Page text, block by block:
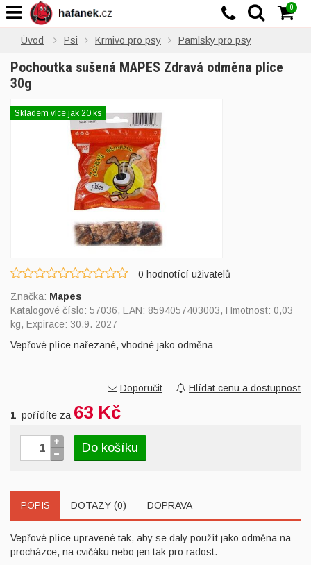
Úvod Psi Krmivo pro psy Pamlsky pro psy
Pochoutka sušená MAPES Zdravá odměna plíce
30g
Skladem více jak 20 ks
0 hodnotící uživatelů
Značka: Mapes
Katalogové číslo: 57036, EAN: 8594057403003, Hmotnost: 0,03
kg, Expirace: 30.9. 2027
Vepřové plíce nařezané, vhodné jako odměna
Doporučit Hlídat cenu a dostupnost
1 pořídíte za 63 Kč
Do košíku
POPIS DOTAZY (0) DOPRAVA
Vepřové plíce upravené tak, aby se daly použít jako odměna na
procházce, na cvičáku nebo jen tak pro radost.
0